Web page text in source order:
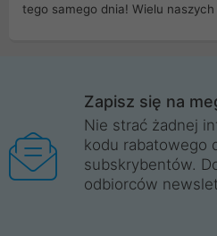
tego samego dnia! Wielu
Wrocław, Poznań, Legnica,
Trzebnica, Opole. Szybka i
ProLine to polska firma ze 100%
legalnie i płacimy podatki w
główną w Mirkowie oraz salony
komunikacja ze sklepem
Zapisz się na
Nie strać żadnej
kodu rabatowego
subskrybentów.
odbiorców